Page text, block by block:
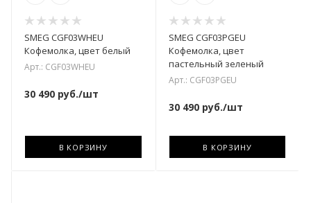
SMEG CGF03WHEU
Кофемолка, цвет белый
Арт.: CGF03WHEU
30 490 руб./шт
В КОРЗИНУ
SMEG CGF03PGEU
Кофемолка, цвет
пастельный зеленый
Арт.: CGF03PGEU
30 490руб./шт
В КОРЗИНУ